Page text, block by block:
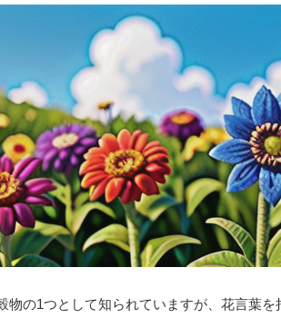
物の1つとして知られていますが、花言葉